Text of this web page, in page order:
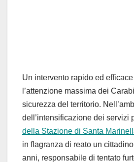
Un intervento rapido ed
l’attenzione massima dei
sicurezza del territorio.
dell’intensificazione dei servizi
della Stazione di Santa
in flagranza di reato un
anni, responsabile di tentato